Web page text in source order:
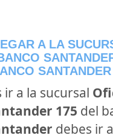
A LA
SANTANDER
ir a la sucursal
175 del
debes ir